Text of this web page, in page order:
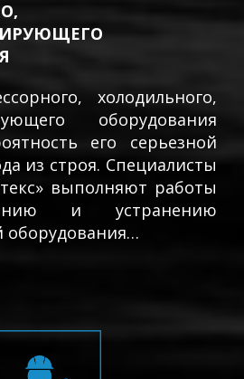
холодильного,
оборудования
его серьезной
из строя. Специалисты
выполняют работы
и устранению
оборудования…